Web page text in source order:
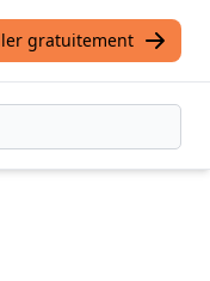
gratuitement